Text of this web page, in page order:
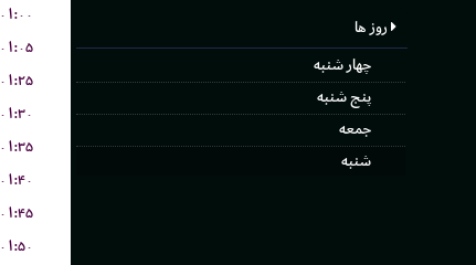
روز ها
چهار شنبه
پنج شنبه
جمعه
شنبه
۰۱:۰۰
۰۱:۰۵
۰۱:۲۵
۰۱:۳۰
۰۱:۳۵
۰۱:۴۰
۰۱:۴۵
۰۱:۵۰